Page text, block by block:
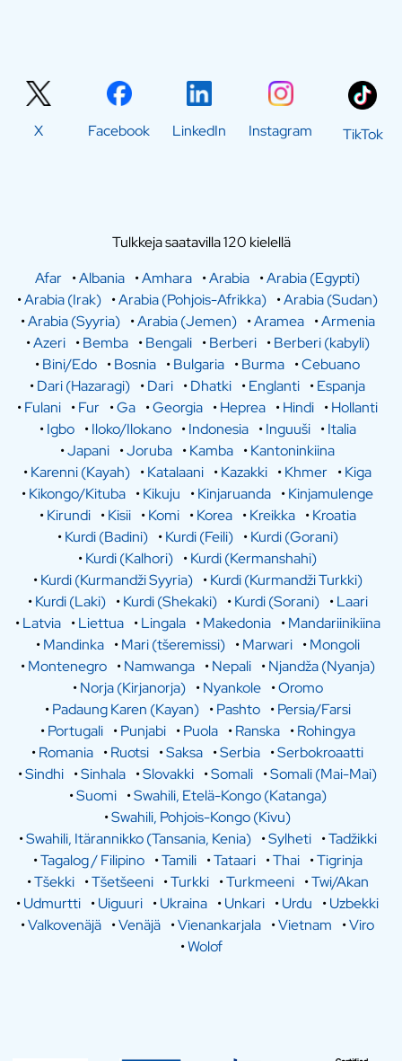
X Facebook LinkedIn Instagram TikTok
Tulkkeja saatavilla 120 kielellä
Afar •Albania •Amhara •Arabia •Arabia (Egypti)
•Arabia (Irak) •Arabia (Pohjois-Afrikka) •Arabia (Sudan)
•Arabia (Syyria) •Arabia (Jemen) •Aramea •Armenia
•Azeri •Bemba •Bengali •Berberi •Berberi (kabyli)
•Bini/Edo •Bosnia •Bulgaria •Burma •Cebuano
•Dari (Hazaragi) •Dari •Dhatki •Englanti •Espanja
•Fulani •Fur •Ga •Georgia •Heprea •Hindi •Hollanti
•Igbo •Iloko/Ilokano •Indonesia •Inguuši •Italia
•Japani •Joruba •Kamba •Kantoninkiina
•Karenni (Kayah) •Katalaani •Kazakki •Khmer •Kiga
•Kikongo/Kituba •Kikuju •Kinjaruanda •Kinjamulenge
•Kirundi •Kisii •Komi •Korea •Kreikka •Kroatia
•Kurdi (Badini) •Kurdi (Feili) •Kurdi (Gorani)
•Kurdi (Kalhori) •Kurdi (Kermanshahi)
•Kurdi (Kurmandži Syyria) •Kurdi (Kurmandži Turkki)
•Kurdi (Laki) •Kurdi (Shekaki) •Kurdi (Sorani) •Laari
•Latvia •Liettua •Lingala •Makedonia •Mandariinikiina
•Mandinka •Mari (tšeremissi) •Marwari •Mongoli
•Montenegro •Namwanga •Nepali •Njandža (Nyanja)
•Norja (Kirjanorja) •Nyankole •Oromo
•Padaung Karen (Kayan) •Pashto •Persia/Farsi
•Portugali •Punjabi •Puola •Ranska •Rohingya
•Romania •Ruotsi •Saksa •Serbia •Serbokroaatti
•Sindhi •Sinhala •Slovakki •Somali •Somali (Mai-Mai)
•Suomi •Swahili, Etelä-Kongo (Katanga)
•Swahili, Pohjois-Kongo (Kivu)
•Swahili, Itärannikko (Tansania, Kenia) •Sylheti •Tadžikki
•Tagalog / Filipino •Tamili •Tataari •Thai •Tigrinja
•Tšekki •Tšetšeeni •Turkki •Turkmeeni •Twi/Akan
•Udmurtti •Uiguuri •Ukraina •Unkari •Urdu •Uzbekki
•Valkovenäjä •Venäjä •Vienankarjala •Vietnam •Viro
•Wolof